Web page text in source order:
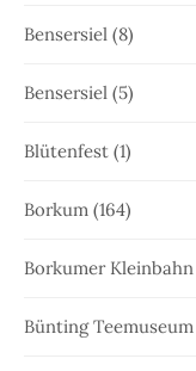
Bensersiel (8)
Bensersiel (5)
Blütenfest (1)
Borkum (164)
Borkumer Kleinbahn
Bünting Teemuseum